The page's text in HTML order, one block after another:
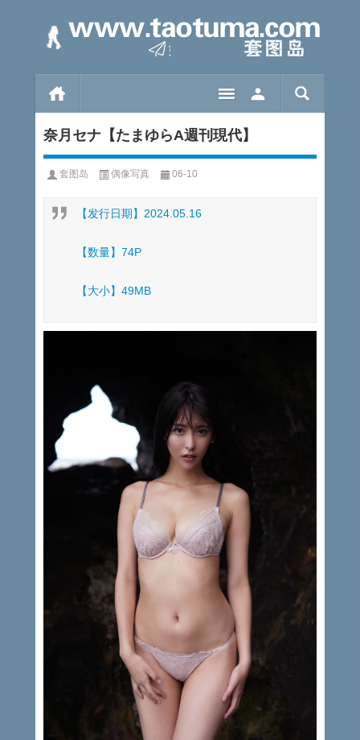
奈月セナ【たまゆらA週刊現代】
套图岛 偶像写真 06-10
【发行日期】2024.05.16
【数量】74P
【大小】49MB